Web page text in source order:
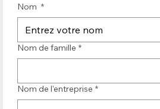
Nom *
Nom de famille *
Nom de l'entreprise *